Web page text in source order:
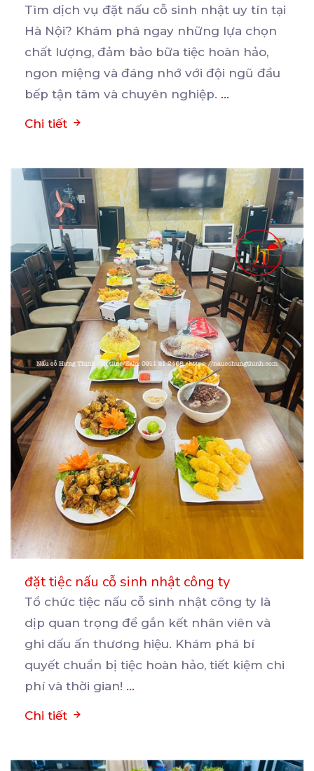
Tìm dịch vụ đặt nấu cỗ sinh nhật uy tín tại
Hà Nội? Khám phá ngay những lựa chọn
chất lượng, đảm bảo bữa tiệc hoàn hảo,
ngon miệng và đáng nhớ với đội ngũ đầu
bếp tận tâm và chuyên nghiệp. ...
Chi tiết
đặt tiệc nấu cỗ sinh nhật công ty
Tổ chức tiệc nấu cỗ sinh nhật công ty là
dịp quan trọng để gắn kết nhân viên và
ghi dấu ấn thương hiệu. Khám phá bí
quyết chuẩn bị tiệc hoàn hảo, tiết kiệm chi
phí và thời gian! ...
Chi tiết